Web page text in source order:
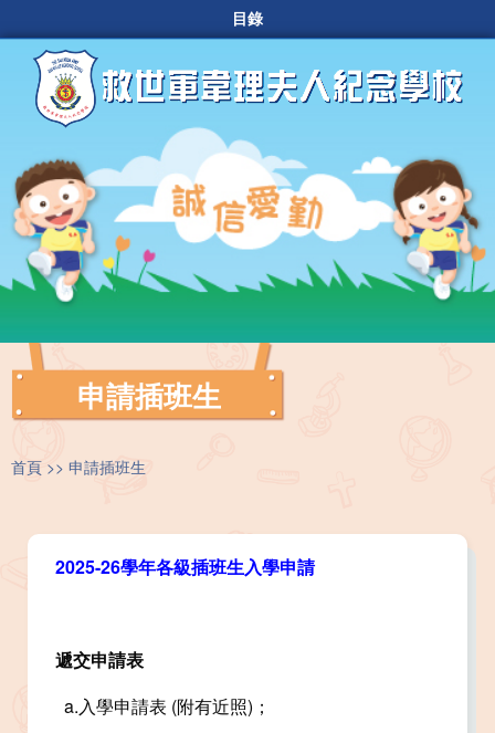
目錄
申請插班生
首頁 申請插班生
2025-26學年各級插班生入學申請
遞交申請表
a.入學申請表 (附有近照)；